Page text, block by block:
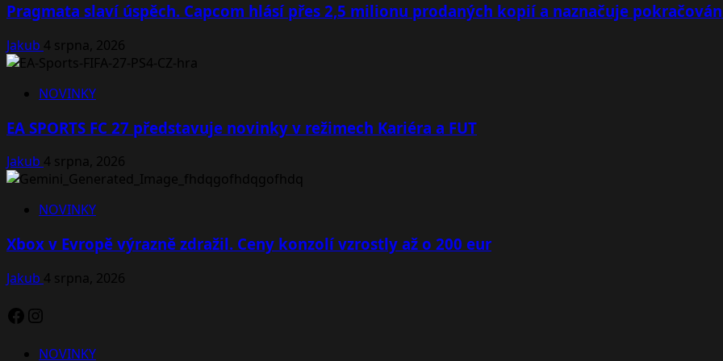
Pragmata slaví úspěch. Capcom hlásí přes 2,5 milionu prodaných kopií a naznačuje
Jakub 4 srpna, 2026
NOVINKY
EA SPORTS FC 27 představuje novinky v režimech Kariéra a FUT
Jakub 4 srpna, 2026
NOVINKY
Xbox v Evropě výrazně zdražil. Ceny konzolí vzrostly až o 200 eur
Jakub 4 srpna, 2026
Facebook
Instagram
NOVINKY